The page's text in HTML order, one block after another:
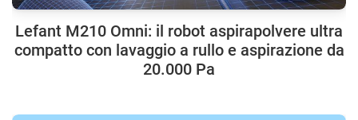
Lefant M210 Omni: il robot aspirapolvere ultra
compatto con lavaggio a rullo e aspirazione da
20.000 Pa